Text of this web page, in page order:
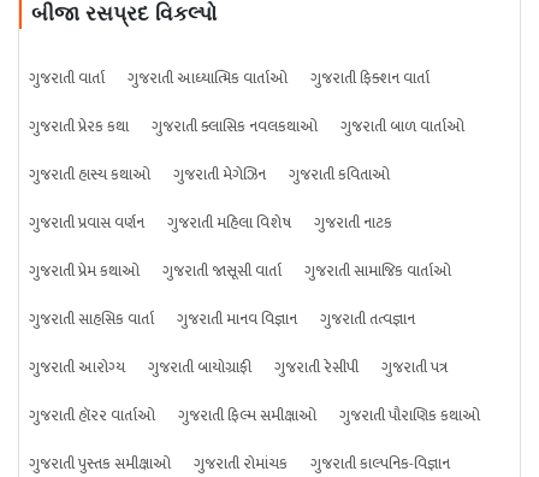
બીજા રસપ્રદ વિકલ્પો
ગુજરાતી વાર્તા ગુજરાતી આધ્યાત્મિક વાર્તાઓ
ગુજરાતી ફિક્શન વાર્તા
ગુજરાતી પ્રેરક કથા
ગુજરાતી ક્લાસિક નવલકથાઓ
ગુજરાતી બાળ વાર્તાઓ
ગુજરાતી હાસ્ય કથાઓ
ગુજરાતી મેગેઝિન
ગુજરાતી કવિતાઓ
ગુજરાતી પ્રવાસ વર્ણન
ગુજરાતી મહિલા વિશેષ
ગુજરાતી નાટક
ગુજરાતી પ્રેમ કથાઓ
ગુજરાતી જાસૂસી વાર્તા
ગુજરાતી સામાજિક વાર્તાઓ
ગુજરાતી સાહસિક વાર્તા
ગુજરાતી માનવ વિજ્ઞાન
ગુજરાતી તત્વજ્ઞાન
ગુજરાતી આરોગ્ય
ગુજરાતી બાયોગ્રાફી ગુજરાતી રેસીપી
ગુજરાતી પત્ર
ગુજરાતી હૉરર વાર્તાઓ
ગુજરાતી ફિલ્મ સમીક્ષાઓ
ગુજરાતી પૌરાણિક કથાઓ
ગુજરાતી પુસ્તક સમીક્ષાઓ
ગુજરાતી રોમાંચક
ગુજરાતી કાલ્પનિક-વિજ્ઞાન